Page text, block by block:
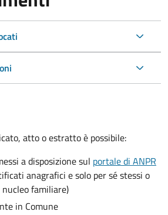
atto o estratto è possibile:
a disposizione sul portale di ANPR
anagrafici e solo per sé stessi o
familiare)
in Comune